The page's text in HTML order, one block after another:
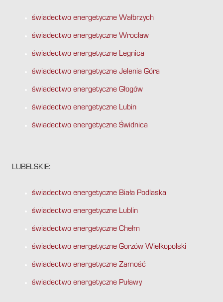
świadectwo energetyczne Wałbrzych
świadectwo energetyczne Wrocław
świadectwo energetyczne Legnica
świadectwo energetyczne Jelenia Góra
świadectwo energetyczne Głogów
świadectwo energetyczne Lubin
świadectwo energetyczne Świdnica
LUBELSKIE:
świadectwo energetyczne Biała Podlaska
świadectwo energetyczne Lublin
świadectwo energetyczne Chełm
świadectwo energetyczne Gorzów Wielkopolski
świadectwo energetyczne Zamość
świadectwo energetyczne Puławy